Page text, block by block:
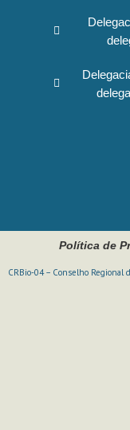
Política de
CRBio-04 – Conselho Regional